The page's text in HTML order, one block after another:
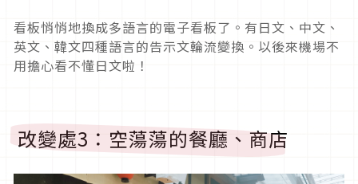
看板悄悄地換成多語言的電子看板了。有日文、中文、
英文、韓文四種語言的告示文輪流變換。以後來機場不
用擔心看不懂日文啦！
改變處3：空蕩蕩的餐廳、商店